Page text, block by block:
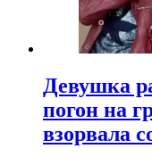
Девушка
погон на
взорвала